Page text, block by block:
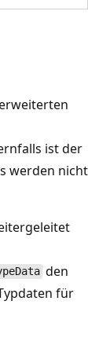
ist der
werden nicht
den
für